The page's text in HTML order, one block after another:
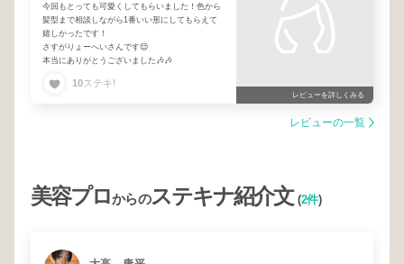
今回もとっても可愛くしてもらいました！色から
髪型まで相談しながら1番いい形にしてもらえて
嬉しかったです！
さすがりょーへいさんです😌
本当にありがとうございました🎶🎶
10ステキ!
レビューを詳しくみる
レビューの一覧
美容プロからのステキナ紹介文(2件)